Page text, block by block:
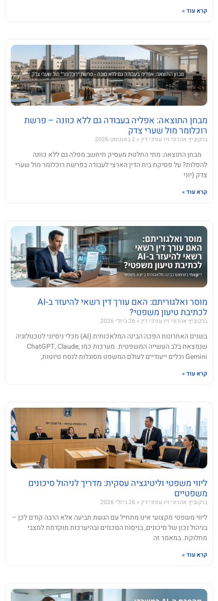
קרא עוד »
מבחן התוצאה: אפליה בעבודה גם ללא כוונה – פרשת
רוכלומר מול שערי צדק
ברקוביץ אהרוני זיו עורכי דין
מבחן התוצאה: מתי החלטת מעסיק תיחשב מפלה גם ללא כוונה
להפלות? על פסיקת בית הדין הארצי לעבודה בפרשת רוכלומר מול שערי
צדק (יוני
קרא עוד »
מוסר ואלגוריתם: האם עורך דין רשאי להיעזר ב-AI
לכתיבת טיעון משפטי?
ברקוביץ אהרוני זיו עורכי דין
בשנים האחרונות הפכה הבינה המלאכותית (AI) מכלי ניסיוני לטכנולוגיה
שנמצאת בלב העשייה המשפטית. מערכות כמו ChatGPT, Claude,
Gemini וכלים ייעודיים לעולם המשפט מסוגלות לנסח טיוטות,
קרא עוד »
ליווי משפטי וליטיגציה עסקית: מדריך לניהול סיכונים
משפטיים
ברקוביץ אהרוני זיו עורכי דין
ליווי משפטי מקצועי אינו מתחיל עם הגשת תביעה אלא הרבה קודם לכן –
בניהול נכון של סיכונים, בניסוח הסכמים ובהיערכות מוקדמת למצבי
מחלוקת. במאמר זה
קרא עוד »